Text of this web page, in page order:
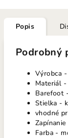
Popis
Podrobný
Výrobca
Materiál
Barefoot
Stielka -
vhodné
Farba -